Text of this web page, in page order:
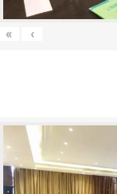
« ‹